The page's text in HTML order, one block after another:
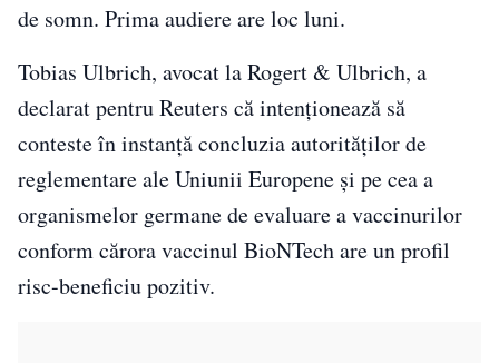
de somn. Prima audiere are loc luni.
Tobias Ulbrich, avocat la Rogert & Ulbrich, a
declarat pentru Reuters că intenţionează să
conteste în instanţă concluzia autorităţilor de
reglementare ale Uniunii Europene şi pe cea a
organismelor germane de evaluare a vaccinurilor
conform cărora vaccinul BioNTech are un profil
risc-beneficiu pozitiv.